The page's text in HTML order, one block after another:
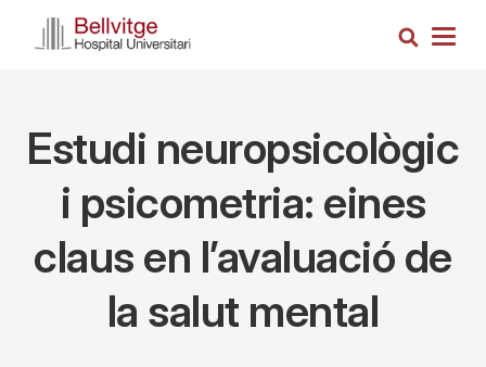
Search
Estudi neuropsicològic
i psicometria: eines
claus en l’avaluació de
la salut mental